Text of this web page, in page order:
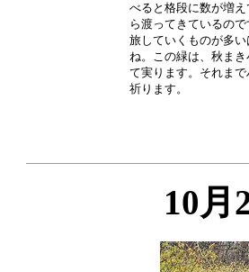
べると格段に数が増
ら渡ってきているの
旅していくものが多
ね。この緑は、秋ま
て実ります。それま
10月